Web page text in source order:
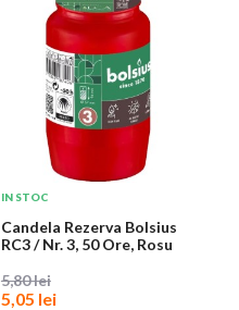
IN STOC
Candela Rezerva Bolsius
RC3 / Nr. 3, 50 Ore, Rosu
5,80 lei
5,05 lei